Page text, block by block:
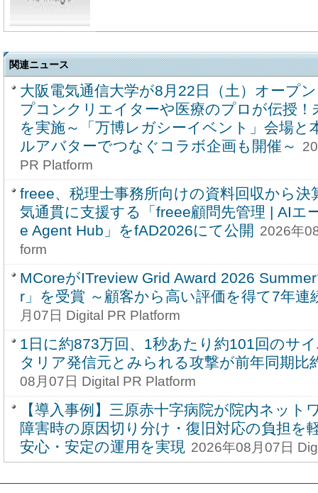
関連ニュース
大阪電気通信大学が8月22日（土）オープ
プコンクリエイターや医療のプロが伝授！
を実施～「万博レガシーイベント」会場と
ルアバターでつなぐコラボ企画も開催～
PR Platform
freee、税理士事務所向けの資料回収から決
気通貫に支援する「freee顧問先管理 | AIエ
e Agent Hub」をfAD2026にて公開 2026年
form
MCoreがITreview Grid Award 2026
r」を受賞 ～顧客から高い評価を得て7年連
月07日 Digital PR Platform
1日に約873万回、1秒あたり約101回のサ
タリア発信元とみられる攻撃が前年同期比
08月07日 Digital PR Platform
【導入事例】三原赤十字病院が院内ネット
障害時の原因切り分け・復旧対応の負担を
安心・安定の運用を実現 2026年08月07日